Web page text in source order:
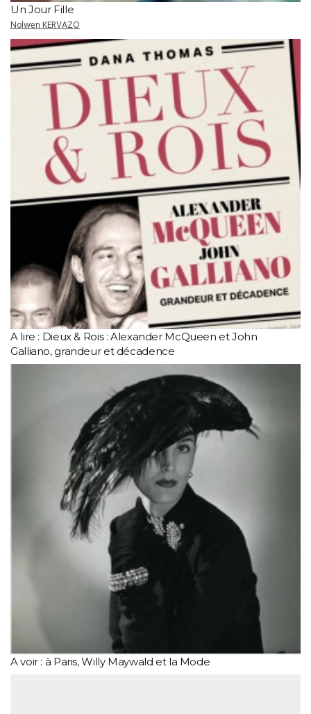
Un Jour Fille
Nolwen KERVAZO
A lire : Dieux & Rois : Alexander McQueen et John
Galliano, grandeur et décadence
A voir : à Paris, Willy Maywald et la Mode